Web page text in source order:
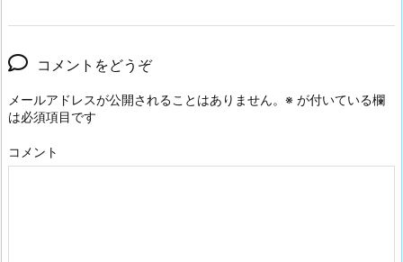
コメントをどうぞ
メールアドレスが公開されることはありません。 ※ が付いている欄
は必須項目です
コメント